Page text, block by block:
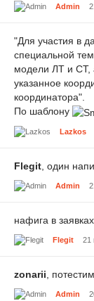
Admin
"Для участия в
специальной
модели ЛТ и СТ,
указанное
координатора".
По шаблону
Lazkos
Flegit, один
Admin
нафига в
Flegit 21
zonarii , потестим.
Admin